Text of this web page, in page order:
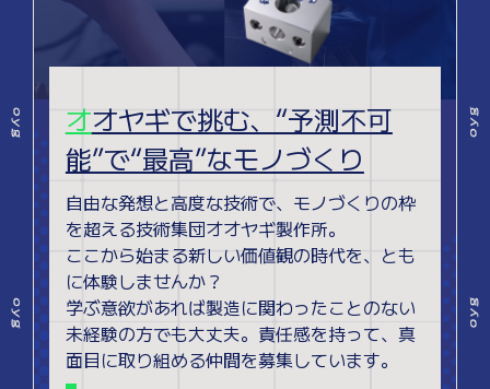
オオヤギで挑む、“予測不可
能”で“最高”なモノづくり
自由な発想と高度な技術で、モノづくりの枠
を超える技術集団オオヤギ製作所。
ここから始まる新しい価値観の時代を、とも
に体験しませんか？
学ぶ意欲があれば製造に関わったことのない
未経験の方でも大丈夫。責任感を持って、真
面目に取り組める仲間を募集しています。